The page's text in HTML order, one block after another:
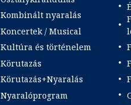
Kombinált nyaralás
Koncertek / Musical
Kultúra és történelem
Körutazás
Körutazás+Nyaralás
Nyaralóprogram